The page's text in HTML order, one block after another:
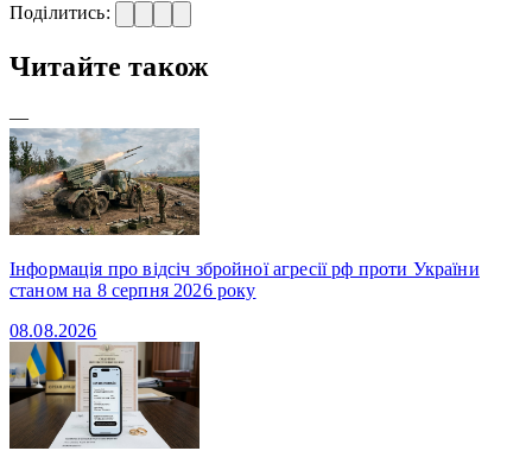
Поділитись:
Читайте також
—
Інформація про відсіч збройної агресії рф проти України
станом на 8 серпня 2026 року
08.08.2026